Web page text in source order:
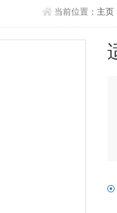
当前位置： 主页